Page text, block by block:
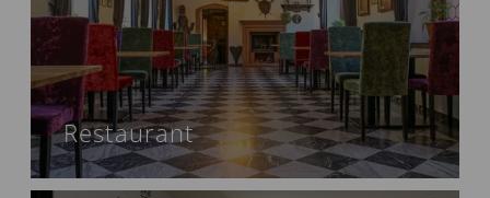
Restaurant